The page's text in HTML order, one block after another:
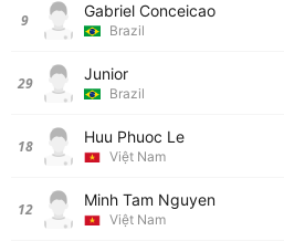
9 Gabriel Conceicao
Brazil
29 Junior
Brazil
18 Huu Phuoc Le
Việt Nam
12 Minh Tam Nguyen
Việt Nam